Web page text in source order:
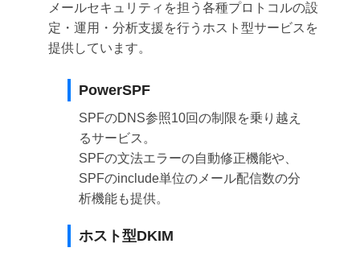
メールセキュリティを担う各種プロトコルの設
定・運用・分析支援を行うホスト型サービスを
提供しています。
PowerSPF
SPFのDNS参照10回の制限を乗り越え
るサービス。
SPFの文法エラーの自動修正機能や、
SPFのinclude単位のメール配信数の分
析機能も提供。
ホスト型DKIM